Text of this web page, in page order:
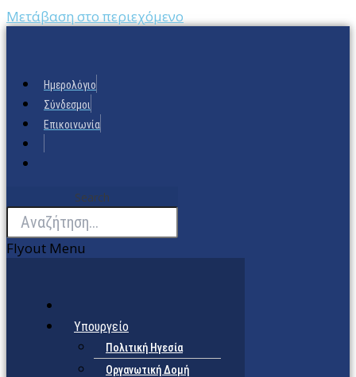
Μετάβαση στο περιεχόμενο
Ημερολόγιο
Σύνδεσμοι
Επικοινωνία
Search
Flyout Menu
Υπουργείο
Πολιτική Ηγεσία
Οργανωτική Δομή